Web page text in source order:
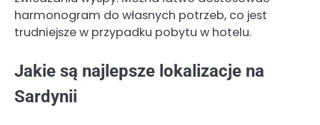
harmonogram do własnych potrzeb, co jest
trudniejsze w przypadku pobytu w hotelu.
Jakie są najlepsze lokalizacje na
Sardynii